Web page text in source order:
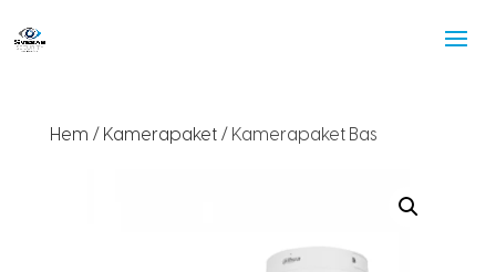
Hem / Kamerapaket/ Kamerapaket Bas